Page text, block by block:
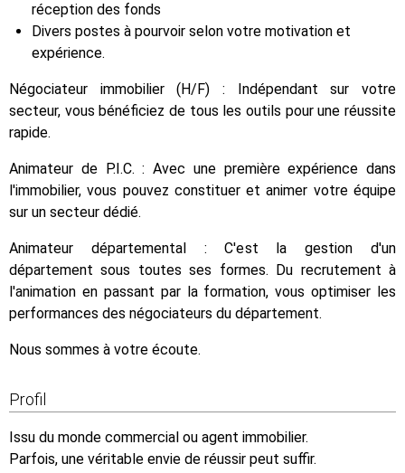
réception des fonds
Divers postes à pourvoir selon votre motivation et
expérience.
Négociateur immobilier (H/F) : Indépendant sur votre
secteur, vous bénéficiez de tous les outils pour une réussite
rapide.
Animateur de P.I.C. : Avec une première expérience dans
l'immobilier, vous pouvez constituer et animer votre équipe
sur un secteur dédié.
Animateur départemental : C'est la gestion d'un
département sous toutes ses formes. Du recrutement à
l'animation en passant par la formation, vous optimiser les
performances des négociateurs du département.
Nous sommes à votre écoute.
Profil
Issu du monde commercial ou agent immobilier.
Parfois, une véritable envie de réussir peut suffir.